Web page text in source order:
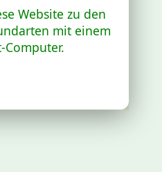
Website zu den
mit einem
Computer.